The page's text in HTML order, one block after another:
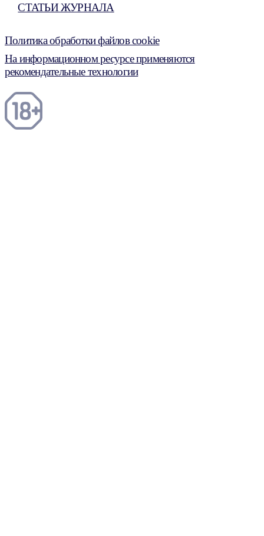
СТАТЬИ ЖУРНАЛА
Политика обработки файлов cookie
На информационном ресурсе применяются
рекомендательные технологии